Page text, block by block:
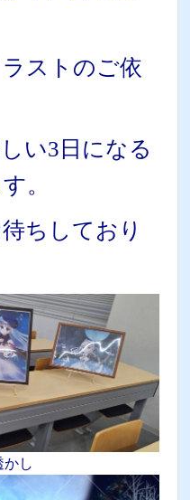
ストのご依
い3日になる
。
ちしており